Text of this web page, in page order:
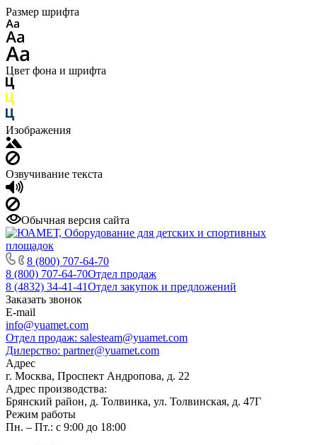
Размер шрифта
Цвет фона и шрифта
Изображения
Озвучивание текста
Обычная версия сайта
8 (800) 707-64-70
8 (800) 707-64-70Отдел продаж
8 (4832) 34-41-41Отдел закупок и предложений
Заказать звонок
E-mail
info@yuamet.com
Отдел продаж: salesteam@yuamet.com
Дилерство: partner@yuamet.com
Адрес
г. Москва, Проспект Андропова, д. 22
Адрес производства:
Брянский район, д. Толвинка, ул. Толвинская, д. 47Г
Режим работы
Пн. – Пт.: с 9:00 до 18:00